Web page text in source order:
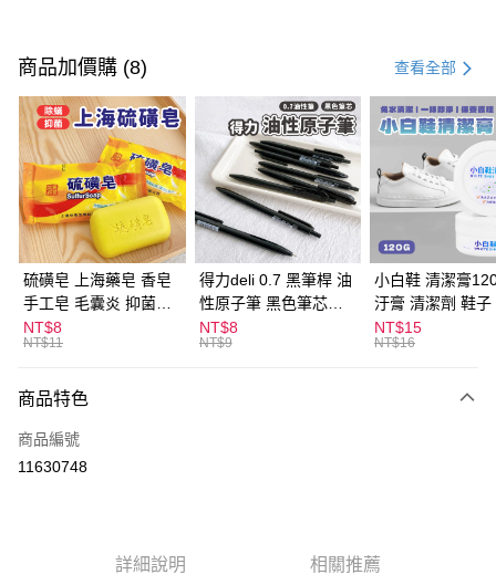
信用卡一次付款
超商取貨付款
LINE Pay
Apple Pay
街口支付
悠遊付
ATM付款
全家取貨付款
每筆NT$60，滿NT$599(含以上)免運費
付款後全家取貨
每筆NT$60，滿NT$599(含以上)免運費
商品加價購 (8) 查看全部
硫磺皂 上海藥皂 香皂
手工皂 毛囊炎 抑菌除
蟎 清潔護膚 去油去痘
寵物皮膚病 狗狗貓咪
NT$8
NT$11
得力deli 0.7 黑筆桿 油
性原子筆 黑色筆芯
S304
NT$8
NT$9
小白鞋 清潔膏
汙膏 清潔劑 鞋子
漬 白皮鞋 鞋油
NT$15
NT$16
商品特色
商品編號
11630748
詳細說明 相關推薦